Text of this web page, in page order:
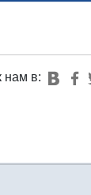
нам в: